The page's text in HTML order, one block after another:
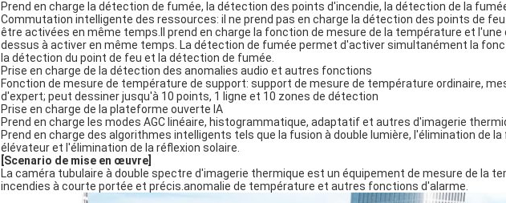
Prend en charge la détection de fumée, la détection des points d'incendie, la détection de la
Commutation intelligente des ressources: il ne prend pas en charge la détection des points de
être activées en même temps.Il prend en charge la fonction de mesure de la température et
dessus à activer en même temps. La détection de fumée permet d'activer simultanément la
la détection du point de feu et la détection de fumée.
Prise en charge de la détection des anomalies audio et autres fonctions
Fonction de mesure de température de support: support de mesure de température ordinaire,
d'expert; peut dessiner jusqu'à 10 points, 1 ligne et 10 zones de détection
Prise en charge de la plateforme ouverte IA
Prend en charge les modes AGC linéaire, histogrammatique, adaptatif et autres d'imagerie
Prend en charge des algorithmes intelligents tels que la fusion à double lumière, l'élimination de
élévateur et l'élimination de la réflexion solaire.
[Scenario de mise en œuvre]
La caméra tubulaire à double spectre d'imagerie thermique est un équipement de mesure de la
incendies à courte portée et précis.anomalie de température et autres fonctions d'alarme.